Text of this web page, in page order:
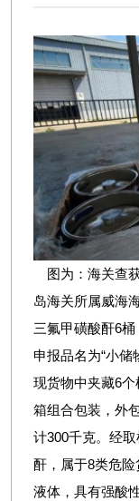
图为：海关
岛海关所属威海
三氟甲磺酸酐6
申报品名为“小
现货物中夹藏6
箱组合包装，外
计300千克。经
酐，属于8类危
液体，具有强酸